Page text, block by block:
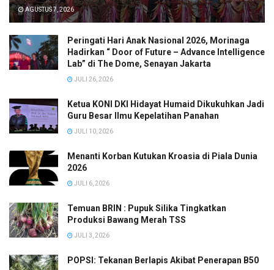
AGUSTUS 7, 2026
Peringati Hari Anak Nasional 2026, Morinaga
Hadirkan “ Door of Future – Advance Intelligence
Lab” di The Dome, Senayan Jakarta
JULI 26, 2026
Ketua KONI DKI Hidayat Humaid Dikukuhkan Jadi
Guru Besar Ilmu Kepelatihan Panahan
JULI 10, 2026
Menanti Korban Kutukan Kroasia di Piala Dunia
2026
JULI 6, 2026
Temuan BRIN : Pupuk Silika Tingkatkan
Produksi Bawang Merah TSS
JULI 3, 2026
POPSI: Tekanan Berlapis Akibat Penerapan B50